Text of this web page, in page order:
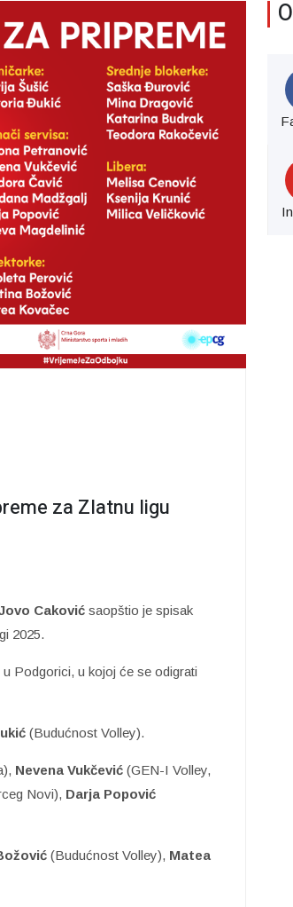
za Zlatnu ligu
Caković saopštio je spisak
2025.
u Podgorici, u kojoj će se odigrati
(Budućnost Volley).
Nevena Vukčević (GEN-I Volley,
Novi), Darja Popović
(Budućnost Volley), Matea